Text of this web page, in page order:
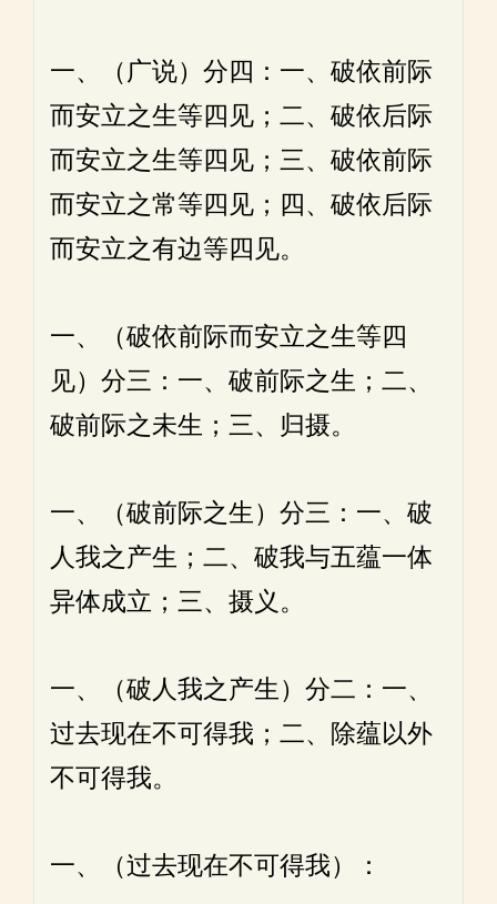
一、（广说）分四：一、破依前际
而安立之生等四见；二、破依后际
而安立之生等四见；三、破依前际
而安立之常等四见；四、破依后际
而安立之有边等四见。
一、（破依前际而安立之生等四
见）分三：一、破前际之生；二、
破前际之未生；三、归摄。
一、（破前际之生）分三：一、破
人我之产生；二、破我与五蕴一体
异体成立；三、摄义。
一、（破人我之产生）分二：一、
过去现在不可得我；二、除蕴以外
不可得我。
一、（过去现在不可得我）：